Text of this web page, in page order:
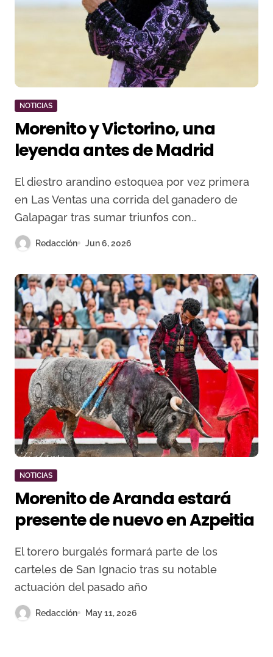
NOTICIAS
Morenito y Victorino, una
leyenda antes de Madrid
El diestro arandino estoquea por vez primera
en Las Ventas una corrida del ganadero de
Galapagar tras sumar triunfos con…
Redacción Jun 6, 2026
NOTICIAS
Morenito de Aranda estará
presente de nuevo en Azpeitia
El torero burgalés formará parte de los
carteles de San Ignacio tras su notable
actuación del pasado año
Redacción May 11, 2026